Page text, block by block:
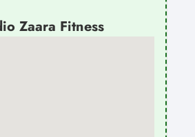
Zaara Fitness